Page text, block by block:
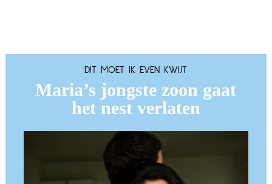
DIT MOET IK EVEN KWIJT
Maria’s jongste zoon gaat
het nest verlaten